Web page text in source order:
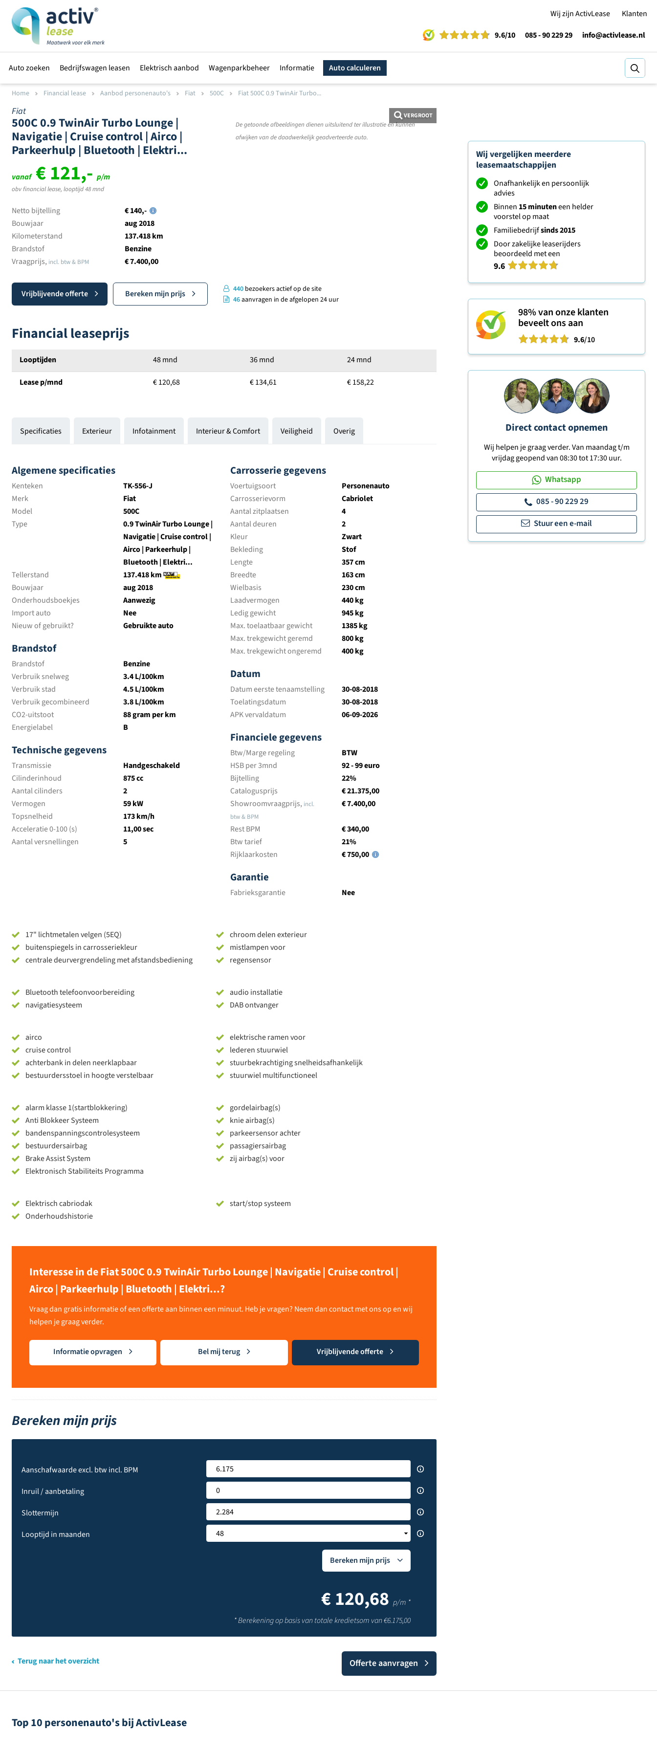
Wij zijn ActivLease
Klanten
9.6/10 085 - 90 229 29 info@activlease.nl
Auto zoeken Bedrijfswagen leasen Elektrisch aanbod Wagenparkbeheer Informatie Auto calculeren
Home Financial lease Aanbod personenauto's Fiat 500C Fiat 500C 0.9 TwinAir Turbo...
Fiat
500C 0.9 TwinAir Turbo Lounge |
Navigatie | Cruise control | Airco |
Parkeerhulp | Bluetooth | Elektri...
vanaf € 121,-p/m
obv financial lease, looptijd 48 mnd
Netto bijtelling
€ 140,-
Bouwjaar
aug 2018
Kilometerstand
137.418 km
Brandstof
Benzine
Vraagprijs, incl. btw & BPM € 7.400,00
VERGROOT
De getoonde afbeeldingen dienen uitsluitend ter illustratie en kunnen
afwijken van de daadwerkelijk geadverteerde auto.
Vrijblijvende offerte Bereken mijn prijs 440 bezoekers actief op de site
46aanvragen in de afgelopen 24 uur
Financial leaseprijs
Looptijden 48 mnd 36 mnd 24 mnd
Lease p/mnd € 120,68 € 134,61 € 158,22
Specificaties Exterieur Infotainment Interieur & Comfort Veiligheid Overig
Algemene specificaties
Kenteken
TK-556-J
Merk
Fiat
Model
500C
Type
0.9 TwinAir Turbo Lounge |
Navigatie | Cruise control |
Airco | Parkeerhulp |
Bluetooth | Elektri...
Tellerstand
137.418 km
Bouwjaar
aug 2018
Onderhoudsboekjes
Aanwezig
Import auto
Nee
Nieuw of gebruikt?
Gebruikte auto
Brandstof
Brandstof
Benzine
Verbruik snelweg
3.4 L/100km
Verbruik stad
4.5 L/100km
Verbruik gecombineerd
3.8 L/100km
CO2-uitstoot
88 gram per km
Energielabel
B
Technische gegevens
Transmissie
Handgeschakeld
Cilinderinhoud
875 cc
Aantal cilinders
2
Vermogen
59 kW
Topsnelheid
173 km/h
Acceleratie 0-100 (s)
11,00 sec
Aantal versnellingen
5
Carrosserie gegevens
Voertuigsoort
Personenauto
Carrosserievorm
Cabriolet
Aantal zitplaatsen
4
Aantal deuren
2
Kleur
Zwart
Bekleding
Stof
Lengte
357 cm
Breedte
163 cm
Wielbasis
230 cm
Laadvermogen
440 kg
Ledig gewicht
945 kg
Max. toelaatbaar gewicht
1385 kg
Max. trekgewicht geremd
800 kg
Max. trekgewicht ongeremd
400 kg
Datum
Datum eerste tenaamstelling
30-08-2018
Toelatingsdatum
30-08-2018
APK vervaldatum
06-09-2026
Financiele gegevens
Btw/Marge regeling
BTW
HSB per 3mnd
92 - 99 euro
Bijtelling
22%
Catalogusprijs
€ 21.375,00
Showroomvraagprijs, incl.
btw & BPM
€ 7.400,00
Rest BPM
€ 340,00
Btw tarief
21%
Rijklaarkosten
€ 750,00
Garantie
Fabrieksgarantie Nee
17" lichtmetalen velgen (5EQ)
buitenspiegels in carrosseriekleur
centrale deurvergrendeling met afstandsbediening
chroom delen exterieur
mistlampen voor
regensensor
Bluetooth telefoonvoorbereiding
navigatiesysteem
audio installatie
DAB ontvanger
airco
cruise control
achterbank in delen neerklapbaar
bestuurdersstoel in hoogte verstelbaar
elektrische ramen voor
lederen stuurwiel
stuurbekrachtiging snelheidsafhankelijk
stuurwiel multifunctioneel
alarm klasse 1(startblokkering)
Anti Blokkeer Systeem
bandenspanningscontrolesysteem
bestuurdersairbag
Brake Assist System
Elektronisch Stabiliteits Programma
gordelairbag(s)
knie airbag(s)
parkeersensor achter
passagiersairbag
zij airbag(s) voor
Elektrisch cabriodak
Onderhoudshistorie
start/stop systeem
Interesse in de Fiat 500C 0.9 TwinAir Turbo Lounge | Navigatie | Cruise control |
Airco | Parkeerhulp | Bluetooth | Elektri...?
Vraag dan gratis informatie of een offerte aan binnen een minuut. Heb je vragen? Neem dan contact met ons op en wij
helpen je graag verder.
Informatie opvragen Bel mij terug Vrijblijvende offerte
Bereken mijn prijs
Aanschafwaarde excl. btw incl. BPM
Inruil / aanbetaling
Slottermijn
Looptijd in maanden
Bereken mijn prijs
€120,68 p/m *
* Berekening op basis van totale kredietsom van €6.175,00
Offerte aanvragen
Terug naar het overzicht
Wij vergelijken meerdere
leasemaatschappijen
Onafhankelijk en persoonlijk
advies
Binnen 15 minuteneen helder
voorstel op maat
Familiebedrijfsinds 2015
Door zakelijke leaserijders
beoordeeld met een
9.6
98%van onze klanten
beveelt ons aan
9.6/10
Direct contact opnemen
Wij helpen je graag verder. Van maandag t/m
vrijdag geopend van 08:30 tot 17:30 uur.
Whatsapp
085 - 90 229 29
Stuur een e-mail
Top 10 personenauto's bij ActivLease